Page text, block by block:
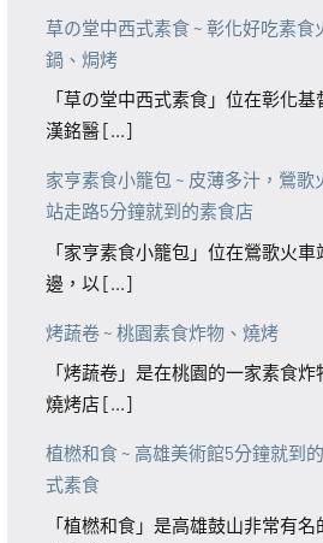
草の堂中西式素食 ~ 彰化好吃素食
鍋、焗烤
「草の堂中西式素食」位在彰化基
漢銘醫 [...]
家亨素食小籠包 ~ 皮薄多汁，鶯歌
站走路5分鐘就到的素食店
「家亨素食小籠包」位在鶯歌火車
邊，以 [...]
烤蔬卷 ~ 桃園素食炸物、燒烤
「烤蔬卷」是在桃園的一家素食炸
燒烤店 [...]
植橪和食 ~ 高雄美術館5分鐘就到
式素食
「植橪和食」是高雄鼓山非常有名